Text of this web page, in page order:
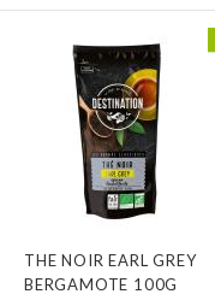
THE NOIR EARL GREY
BERGAMOTE 100G